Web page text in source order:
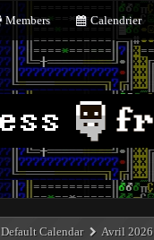
Members Calendrier
Default Calendar Avril 2026